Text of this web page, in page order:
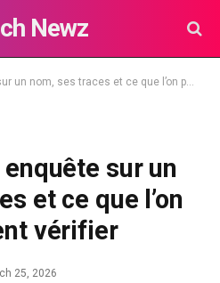
Newz
ses traces et ce que l’on peut réellement vérifier
sur un
et ce que l’on
vérifier
25, 2026